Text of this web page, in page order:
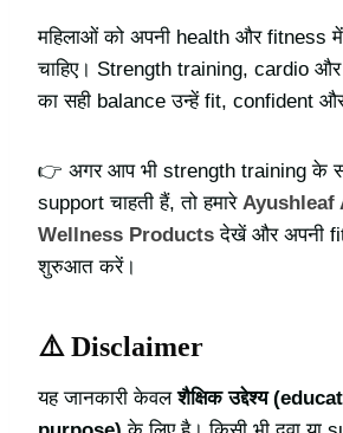
महिलाओं को अपनी health और fitness
चाहिए। Strength training, cardio
का सही balance उन्हें fit, confident
👉 अगर आप भी strength training के
support चाहती हैं, तो हमारे Ayushleaf
Wellness Products देखें और अपनी
शुरुआत करें।
⚠️ Disclaimer
यह जानकारी केवलशैक्षिक उद्देश्य